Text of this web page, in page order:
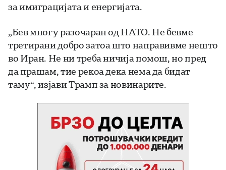
за имиграцијата и енергијата.
„Бев многу разочаран од НАТО. Не бевме
третирани добро затоа што направивме нешто
во Иран. Не ни треба ничија помош, но пред
да прашам, тие рекоа дека нема да бидат
таму“, изјави Трамп за новинарите.